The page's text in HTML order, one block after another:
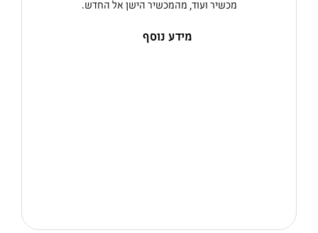
מכשיר ועוד, מהמכשיר הישן אל החדש.
מידע נוסף